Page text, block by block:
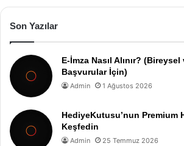
Son Yazılar
E-İmza Nasıl Alınır?
Başvurular İçin)
Admin 1 Ağustos 2026
HediyeKutusu’nun Premium
Keşfedin
Admin 25 Temmuz 2026